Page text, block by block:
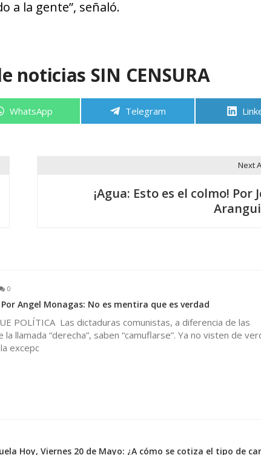
a la gente”, señaló.
noticias SIN CENSURA
Compartir
WhatsApp Compartir
Telegram
Next
¡Agua: Esto es el colmo! Por
0
Angel Monagas: No es mentira que es verdad
POLÍTICA Las dictaduras comunistas, a diferencia de las
llamada “derecha”, saben “camuflarse”. Ya no visten de
excepc
Hoy, Viernes 20 de Mayo: ¿A cómo se cotiza el tipo de